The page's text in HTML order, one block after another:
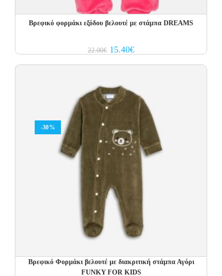
Βρεφικό φορμάκι εξόδου βελουτέ με στάμπα DREAMS
22.00€ Original
price
15.40€Current
price
-30%
Βρεφικό Φορμάκι βελουτέ με διακριτική στάμπα Αγόρι
FUNKY FOR KIDS